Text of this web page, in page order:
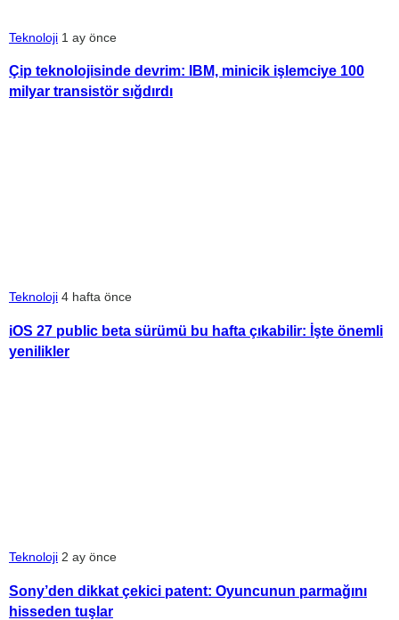
Teknoloji 1 ay önce
Çip teknolojisinde devrim: IBM, minicik işlemciye 100
milyar transistör sığdırdı
Teknoloji 4 hafta önce
iOS 27 public beta sürümü bu hafta çıkabilir: İşte önemli
yenilikler
Teknoloji 2 ay önce
Sony’den dikkat çekici patent: Oyuncunun parmağını
hisseden tuşlar